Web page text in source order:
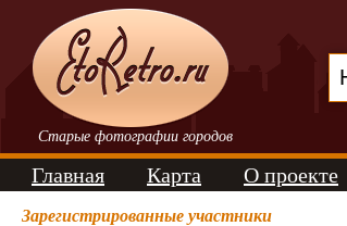
Старые фотографии городов
Главная Карта О проекте
Зарегистрированные участники